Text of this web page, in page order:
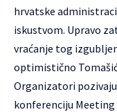
hrvatske
iskustvom. Upravo
vraćanje tog
optimistično
Organizatori
konferenciju Meeting